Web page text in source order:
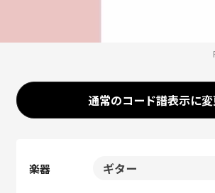
通常のコード譜表示に
楽器